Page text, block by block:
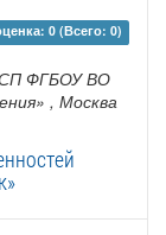
0 (Всего: 0)
ФГБОУ ВО
, Москва